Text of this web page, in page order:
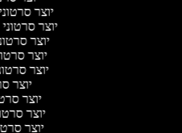
יוצר
יוצר
יוצר
יוצר
יוצר
יוצר
יוצר
יוצר
יוצר